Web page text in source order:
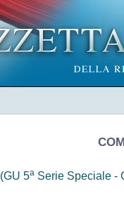
(GU 5a Serie Speciale -